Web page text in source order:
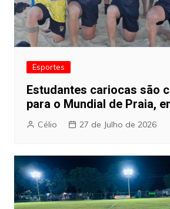
Esportes
Estudantes cariocas são
para o Mundial de Praia,
Célio 27 de Julho de 2026